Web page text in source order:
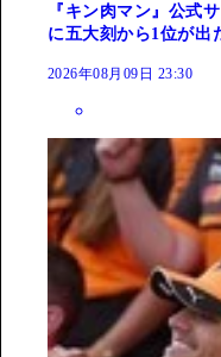
『キン肉マン』公式
に五大刻から1位が出
2026年08月09日 23:30